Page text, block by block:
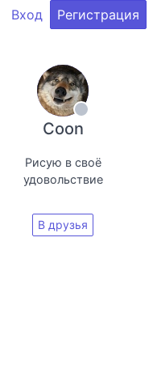
Вход Регистрация
Coon
Рисую в своё
удовольствие
В друзья